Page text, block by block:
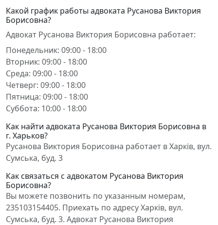
Какой график работы адвоката Русанова Виктория
Борисовна?
Адвокат Русанова Виктория Борисовна работает:
Понедельник: 09:00 - 18:00
Вторник: 09:00 - 18:00
Среда: 09:00 - 18:00
Четверг: 09:00 - 18:00
Пятница: 09:00 - 18:00
Суббота: 10:00 - 18:00
Как найти адвоката Русанова Виктория Борисовна в
г. Харьков?
Русанова Виктория Борисовна работает в Харків, вул.
Сумська, буд. 3
Как связаться с адвокатом Русанова Виктория
Борисовна?
Вы можете позвонить по указанным номерам,
235103154405. Приехать по адресу Харків, вул.
Сумська, буд. 3. Адвокат Русанова Виктория